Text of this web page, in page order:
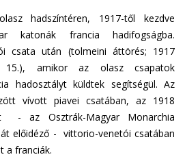
hadszíntéren, 1917-től kezdve
katonák francia hadifogságba.
csata után (tolmeini áttörés; 1917
15.), amikor az olasz csapatok
hadosztályt küldtek segítségül. Az
vívott piavei csatában, az 1918
- az Osztrák-Magyar Monarchia
előidéző - vittorio-venetói csatában
a franciák.